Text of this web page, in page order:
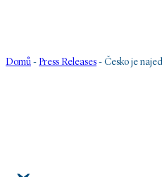
Domů - Press Releases - Česko je